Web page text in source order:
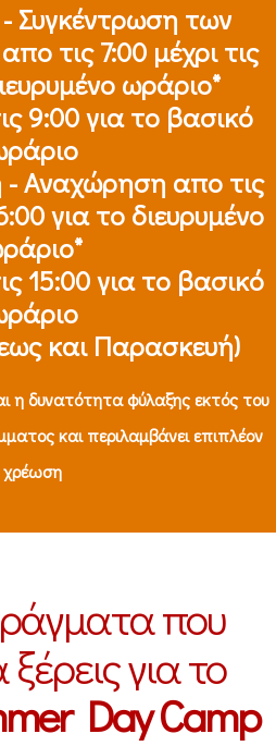
Συγκέντρωση των
τις 7:00 μέχρι τις
ωράριο*
9:00 για το βασικό
Αναχώρηση απο τις
για το διευρυμένο
15:00 για το βασικό
και Παρασκευή)
η δυνατότητα φύλαξης εκτός του
και περιλαμβάνει επιπλέον
χρέωση
που
για το
Day Camp